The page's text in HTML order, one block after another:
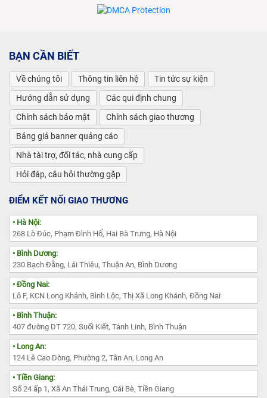
BẠN CẦN BIẾT
Về chúng tôi Thông tin liên hệ
Tin tức sự kiện
Hướng dẫn sử dụng
Các qui định chung
Chính sách bảo mật
Chính sách giao thương
Bảng giá banner quảng cáo
Nhà tài trợ, đối tác, nhà cung cấp
Hỏi đáp, câu hỏi thường gặp
ĐIỂM KẾT NỐI GIAO THƯƠNG
• Hà Nội:
268 Lò Đúc, Phạm Đình Hổ, Hai Bà Trưng, Hà Nội
• Bình Dương:
230 Bạch Đằng, Lái Thiêu, Thuận An, Bình Dương
• Đồng Nai:
Lô F, KCN Long Khánh, Bình Lộc, Thị Xã Long Khánh, Đồng Nai
• Bình Thuận:
407 đường DT 720, Suối Kiết, Tánh Linh, Bình Thuận
• Long An:
124 Lê Cao Dòng, Phường 2, Tân An, Long An
• Tiền Giang:
Số 24 ấp 1, Xã An Thái Trung, Cái Bè, Tiền Giang